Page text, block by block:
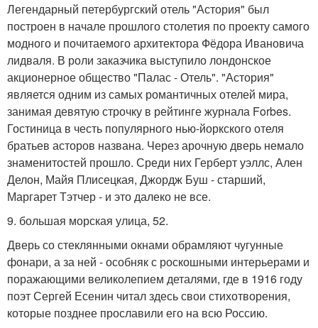
Легендарный петербургский отель "Астория" был
построен в начале прошлого столетия по проекту самого
модного и почитаемого архитектора Фёдора Ивановича
лидваля. В роли заказчика выступило лондонское
акционерное общество "Палас - Отель". "Астория"
является одним из самых романтичных отелей мира,
занимая девятую строчку в рейтинге журнала Forbes.
Гостиница в честь популярного нью-йоркского отеля
братьев асторов названа. Через арочную дверь немало
знаменитостей прошло. Среди них Герберт уэллс, Ален
Делон, Майя Плисецкая, Джордж Буш - старший,
Маргарет Тэтчер - и это далеко не все.
9. большая морская улица, 52.
Дверь со стеклянными окнами обрамляют чугунные
фонари, а за ней - особняк с роскошными интерьерами и
поражающими великолепием деталями, где в 1916 году
поэт Сергей Есенин читал здесь свои стихотворения,
которые позднее прославили его на всю Россию.